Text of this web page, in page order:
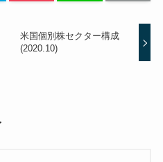
米国個別株セクター構成
(2020.10)